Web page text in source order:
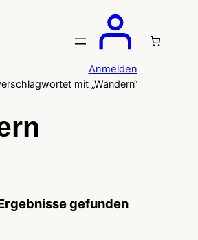
Anmelden
mit „Wandern“
gefunden